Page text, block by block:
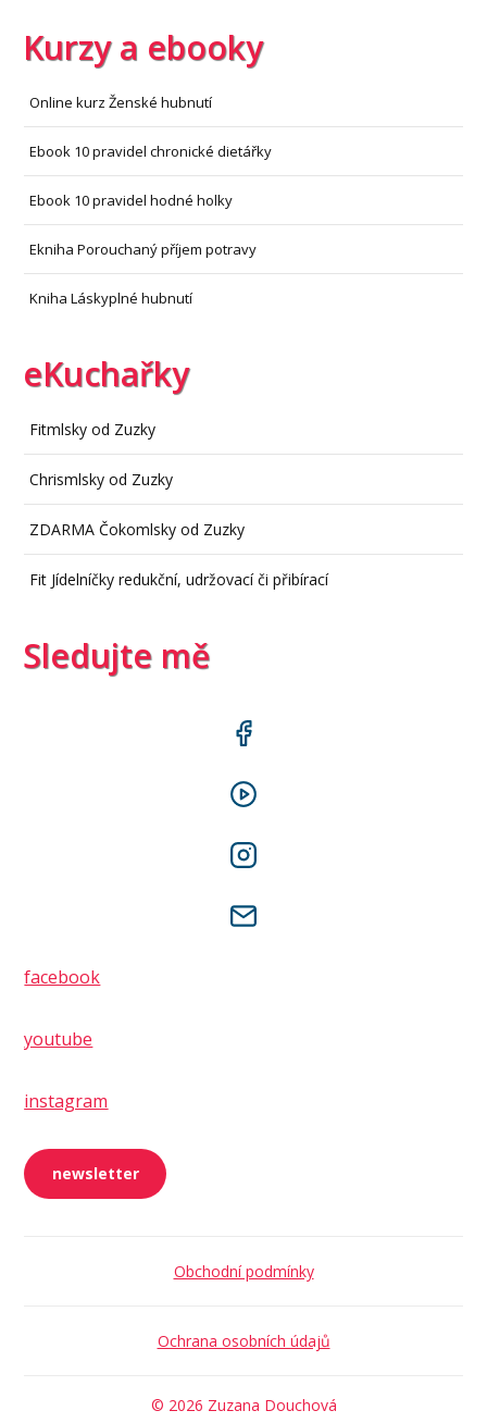
Kurzy a ebooky
Online kurz Ženské hubnutí
Ebook 10 pravidel chronické dietářky
Ebook 10 pravidel hodné holky
Ekniha Porouchaný příjem potravy
Kniha Láskyplné hubnutí
eKuchařky
Fitmlsky od Zuzky
Chrismlsky od Zuzky
ZDARMA Čokomlsky od Zuzky
Fit Jídelníčky redukční, udržovací či přibírací
Sledujte mě
facebook
youtube
instagram
newsletter
Obchodní podmínky
Ochrana osobních údajů
© 2026 Zuzana Douchová